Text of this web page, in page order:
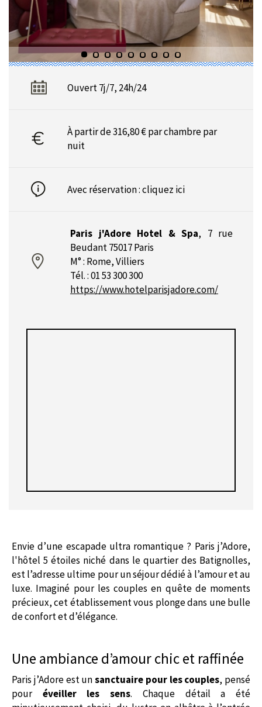
Ouvert 7j/7, 24h/24
À partir de 316,80 € par chambre par
nuit
Avec réservation :cliquez ici
Paris j'Adore Hotel & Spa, 7 rue
Beudant 75017 Paris
M° : Rome, Villiers
Tél. : 01 53 300 300
https://www.hotelparisjadore.com/
Envie d’une escapade ultra romantique ? Paris j’Adore,
l'hôtel 5 étoiles niché dans le quartier des Batignolles,
est l’adresse ultime pour un séjour dédié à l’amour et au
luxe. Imaginé pour les couples en quête de moments
précieux, cet établissement vous plonge dans une bulle
de confort et d’élégance.
Une ambiance d’amour chic et raffinée
Paris j’Adore est unsanctuaire pour les couples, pensé
pour éveiller les sens. Chaque détail a été